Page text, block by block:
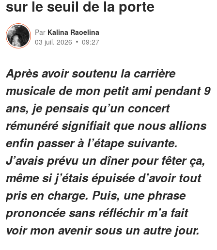
sur le seuil de la porte
Par Kalina Raoelina
03 juil. 2026
09:27
Après avoir soutenu la carrière
musicale de mon petit ami pendant 9
ans, je pensais qu’un concert
rémunéré signifiait que nous allions
enfin passer à l’étape suivante.
J’avais prévu un dîner pour fêter ça,
même si j’étais épuisée d’avoir tout
pris en charge. Puis, une phrase
prononcée sans réfléchir m’a fait
voir mon avenir sous un autre jour.